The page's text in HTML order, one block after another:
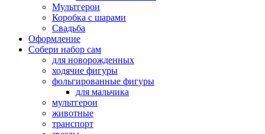
Мультгерои
Коробка с шарами
Свадьба
Оформление
Собери набор сам
для новорожденных
ходячие фигуры
фольгированные фигуры
для мальчика
мультгерои
животные
транспорт